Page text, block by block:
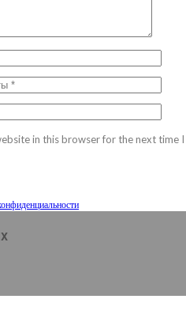
in this browser for the next time I